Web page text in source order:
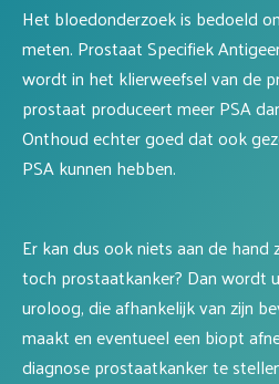
Het bloedonderzoek is bedoeld
meten. Prostaat Specifiek
wordt in het klierweefsel van de
prostaat produceert meer PSA
Onthoud echter goed dat ook
PSA kunnen hebben.
Er kan dus ook niets aan de
toch prostaatkanker? Dan wordt
uroloog, die afhankelijk van zijn
maakt en eventueel een biopt
diagnose prostaatkanker te